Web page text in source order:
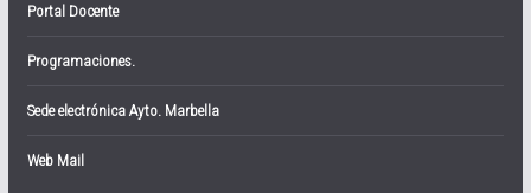
Portal Docente
Programaciones.
Sede electrónica Ayto. Marbella
Web Mail